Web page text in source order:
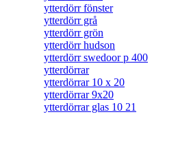
ytterdörr fönster
ytterdörr grå
ytterdörr grön
ytterdörr hudson
ytterdörr swedoor p 400
ytterdörrar
ytterdörrar 10 x 20
ytterdörrar 9x20
ytterdörrar glas 10 21